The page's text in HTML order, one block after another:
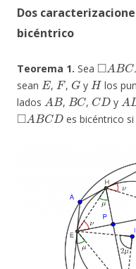
Dos
bicéntrico
Teorema 1. Sea
◻ A BC
sean
E
,
F
,
G
y
H
los
lados
AB
,
BC
,
CD
y
A
◻ABCD
es bicéntrico si